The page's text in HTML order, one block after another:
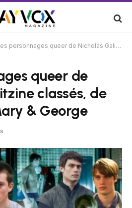
personnages queer de Nicholas Galitzine classés, de Legends à Mary & George
queer de
classés, de
& George